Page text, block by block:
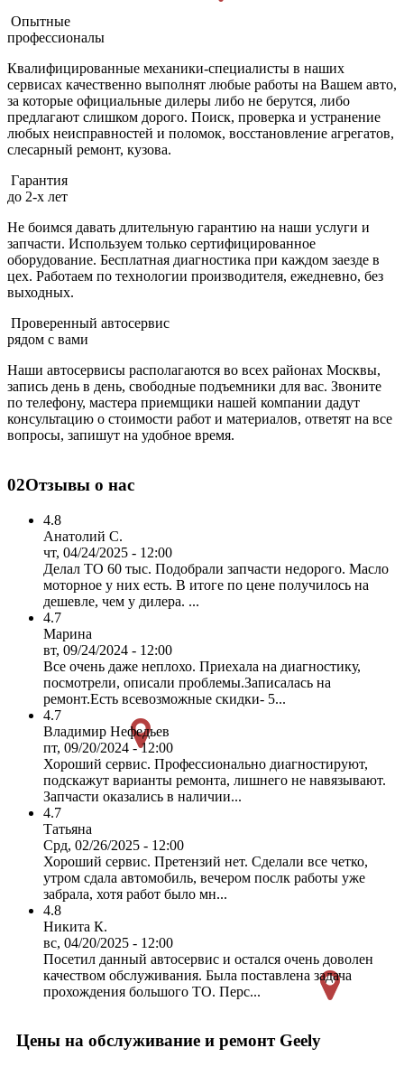
Опытные
профессионалы
Квалифицированные механики-специалисты в наших
сервисах качественно выполнят любые работы на Вашем авто,
за которые официальные дилеры либо не берутся, либо
предлагают слишком дорого. Поиск, проверка и устранение
любых неисправностей и поломок, восстановление агрегатов,
слесарный ремонт, кузова.
Гарантия
до 2-х лет
Не боимся давать длительную гарантию на наши услуги и
запчасти. Используем только сертифицированное
оборудование. Бесплатная диагностика при каждом заезде в
цех. Работаем по технологии производителя, ежедневно, без
выходных.
Проверенный автосервис
рядом с вами
Наши автосервисы располагаются во всех районах Москвы,
запись день в день, свободные подъемники для вас. Звоните
по телефону, мастера приемщики нашей компании дадут
консультацию о стоимости работ и материалов, ответят на все
вопросы, запишут на удобное время.
02Отзывы о нас
4.8
Анатолий С.
чт, 04/24/2025 - 12:00
Делал ТО 60 тыс. Подобрали запчасти недорого. Масло
моторное у них есть. В итоге по цене получилось на
дешевле, чем у дилера. ...
4.7
Марина
вт, 09/24/2024 - 12:00
Все очень даже неплохо. Приехала на диагностику,
посмотрели, описали проблемы.Записалась на
ремонт.Есть всевозможные скидки- 5...
4.7
Владимир Нефедьев
пт, 09/20/2024 - 12:00
Хороший сервис. Профессионально диагностируют,
подскажут варианты ремонта, лишнего не навязывают.
Запчасти оказались в наличии...
4.7
Татьяна
Срд, 02/26/2025 - 12:00
Хороший сервис. Претензий нет. Сделали все четко,
утром сдала автомобиль, вечером послк работы уже
забрала, хотя работ было мн...
4.8
Никита К.
вс, 04/20/2025 - 12:00
Посетил данный автосервис и остался очень доволен
качеством обслуживания. Была поставлена задача
прохождения большого ТО. Перс...
Цены на обслуживание и ремонт Geely